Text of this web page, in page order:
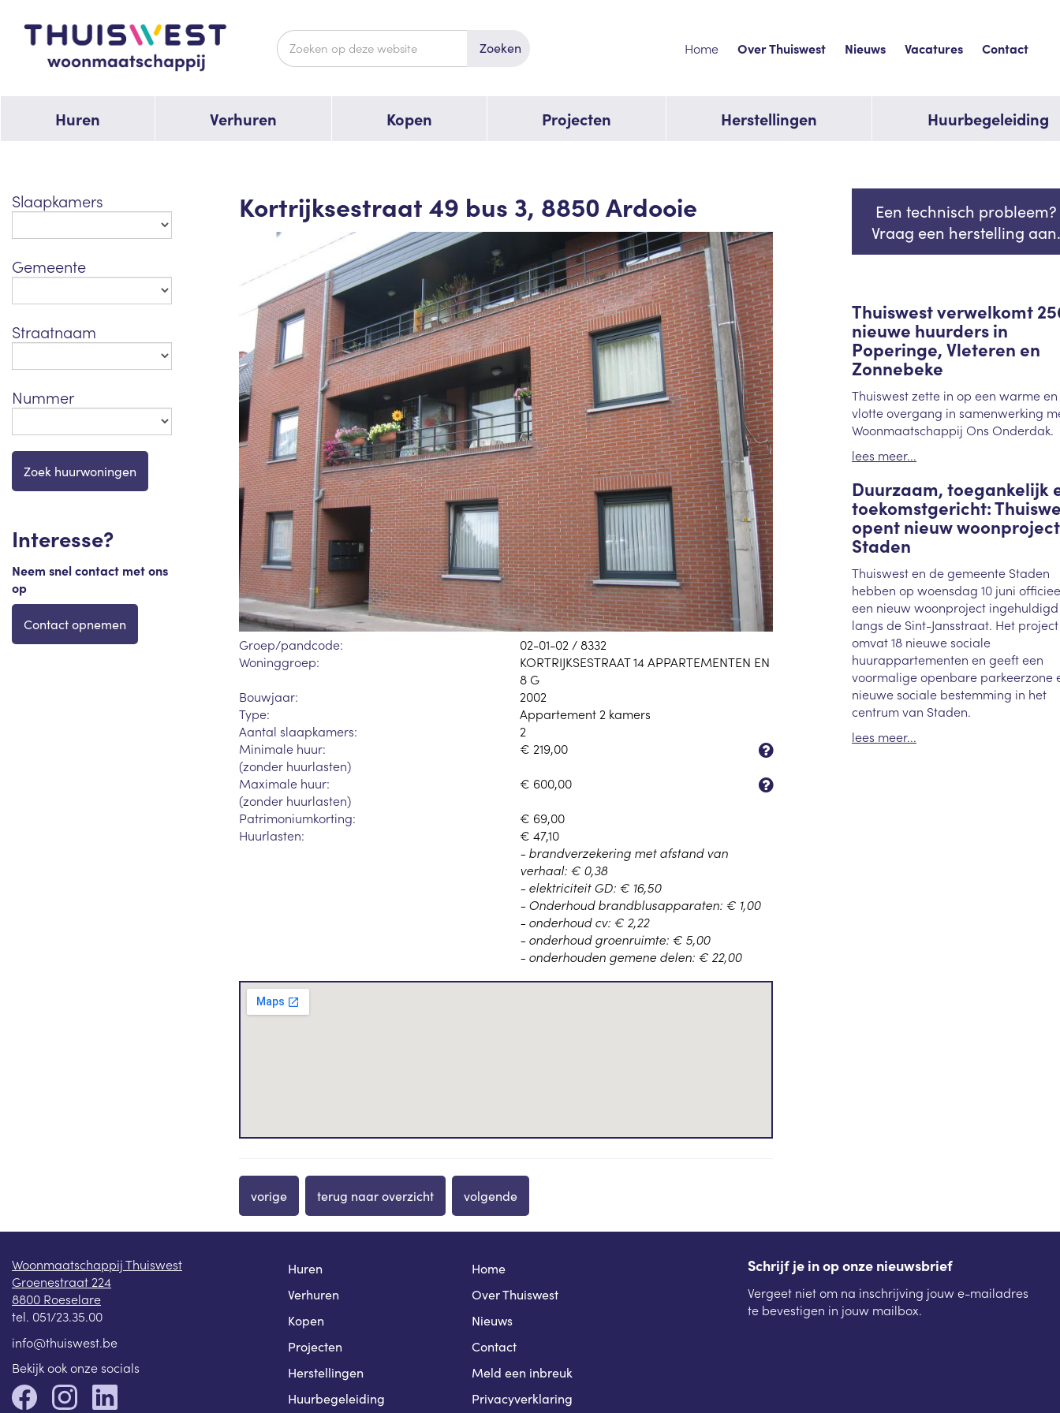
Zoeken Home Over Thuiswest Nieuws Vacatures Contact
Huren Verhuren Kopen Projecten Herstellingen Huurbegeleiding
Slaapkamers
Gemeente
Straatnaam
Nummer
Interesse?
Neem snel contact met ons
op
Contact opnemen
Kortrijksestraat 49 bus 3, 8850 Ardooie
Groep/pandcode:
02-01-02 / 8332
Woninggroep:
KORTRIJKSESTRAAT 14 APPARTEMENTEN EN
8 G
Bouwjaar:
2002
Type:
Appartement 2 kamers
Aantal slaapkamers:
2
Minimale huur:
(zonder huurlasten)
€ 219,00
Maximale huur:
(zonder huurlasten)
€ 600,00
Patrimoniumkorting:
€ 69,00
Huurlasten:
€ 47,10
- brandverzekering met afstand van
verhaal: € 0,38
- elektriciteit GD: € 16,50
- Onderhoud brandblusapparaten: € 1,00
- onderhoud cv: € 2,22
- onderhoud groenruimte: € 5,00
- onderhouden gemene delen: € 22,00
vorige terug naar overzicht volgende
Een technisch probleem?
Vraag een herstelling aan.
Thuiswest verwelkomt
nieuwe huurders in
Poperinge, Vleteren en
Zonnebeke
Thuiswest zette in op een warme en
vlotte overgang in samenwerking
Woonmaatschappij Ons Onderdak.
lees meer...
Duurzaam, toegankelijk
toekomstgericht:
opent nieuw
Staden
Thuiswest en de gemeente Staden
hebben op woensdag 10 juni
een nieuw woonproject ingehuldigd
langs de Sint-Jansstraat. Het project
omvat 18 nieuwe sociale
huurappartementen en geeft een
voormalige openbare parkeerzone
nieuwe sociale bestemming in het
centrum van Staden.
lees meer...
Woonmaatschappij Thuiswest
Groenestraat 224
8800 Roeselare
tel. 051/23.35.00
info@thuiswest.be
Bekijk ook onze socials
Huren
Verhuren
Kopen
Projecten
Herstellingen
Huurbegeleiding
Home
Over Thuiswest
Nieuws
Contact
Meld een inbreuk
Privacyverklaring
Schrijf je in op onze nieuwsbrief
Vergeet niet om na inschrijving jouw e-mailadres
te bevestigen in jouw mailbox.